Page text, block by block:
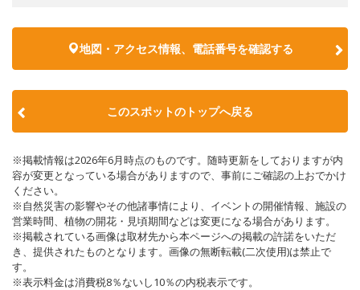
地図・アクセス情報、電話番号を確認する
このスポットのトップへ戻る
※掲載情報は2026年6月時点のものです。随時更新をしておりますが内
容が変更となっている場合がありますので、事前にご確認の上おでかけ
ください。
※自然災害の影響やその他諸事情により、イベントの開催情報、施設の
営業時間、植物の開花・見頃期間などは変更になる場合があります。
※掲載されている画像は取材先から本ページへの掲載の許諾をいただ
き、提供されたものとなります。画像の無断転載(二次使用)は禁止で
す。
※表示料金は消費税8％ないし10％の内税表示です。